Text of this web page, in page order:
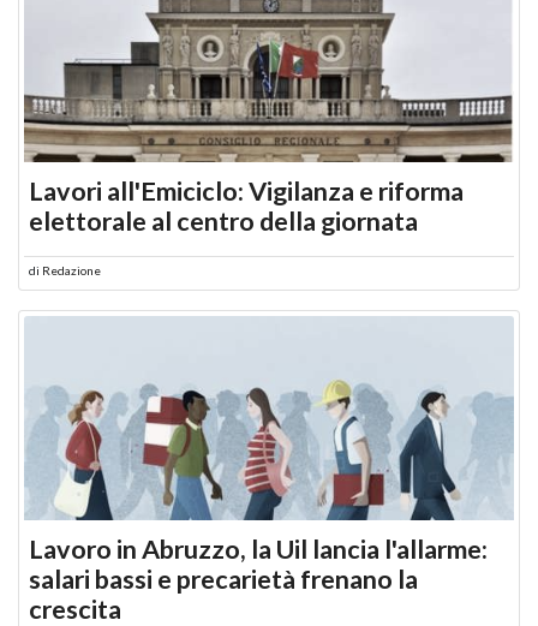
Lavori all'Emiciclo: Vigilanza e riforma
elettorale al centro della giornata
di Redazione
Lavoro in Abruzzo, la Uil lancia l'allarme:
salari bassi e precarietà frenano la
crescita